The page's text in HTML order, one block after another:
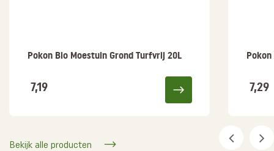
Pokon Bio Moestuin Grond Turfvrij 20L
7,19 7,29
Bekijk alle producten